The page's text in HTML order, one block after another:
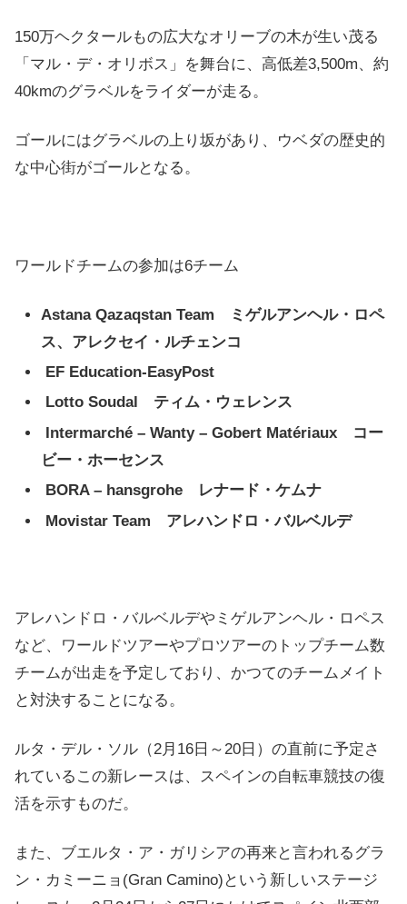
150万ヘクタールもの広大なオリーブの木が生い茂る
「マル・デ・オリボス」を舞台に、高低差3,500m、約
40kmのグラベルをライダーが走る。
ゴールにはグラベルの上り坂があり、ウベダの歴史的
な中心街がゴールとなる。
ワールドチームの参加は6チーム
Astana Qazaqstan Team ミゲルアンヘル・ロペ
ス、アレクセイ・ルチェンコ
EF Education-EasyPost
Lotto Soudal ティム・ウェレンス
Intermarché – Wanty – Gobert Matériaux コー
ビー・ホーセンス
BORA – hansgrohe レナード・ケムナ
Movistar Team アレハンドロ・バルベルデ
アレハンドロ・バルベルデやミゲルアンヘル・ロペス
など、ワールドツアーやプロツアーのトップチーム数
チームが出走を予定しており、かつてのチームメイト
と対決することになる。
ルタ・デル・ソル（2月16日～20日）の直前に予定さ
れているこの新レースは、スペインの自転車競技の復
活を示すものだ。
また、ブエルタ・ア・ガリシアの再来と言われるグラ
ン・カミーニョ(Gran Camino)という新しいステージ